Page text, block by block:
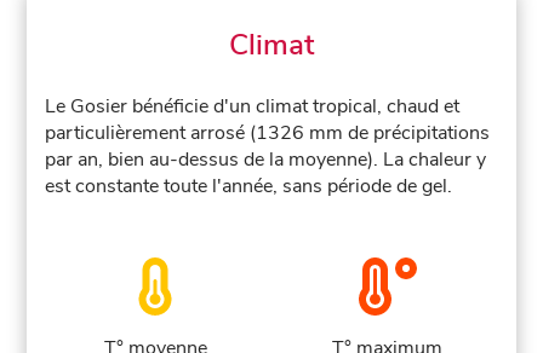
Climat
Le Gosier bénéficie d'un climat tropical, chaud et
particulièrement arrosé (1326 mm de précipitations
par an, bien au-dessus de la moyenne). La chaleur y
est constante toute l'année, sans période de gel.